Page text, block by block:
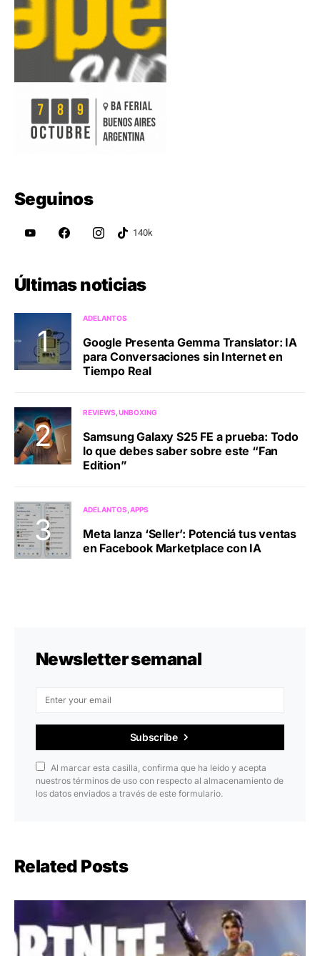
Seguinos
Últimas noticias
ADELANTOS
Google Presenta Gemma Translator: IA
para Conversaciones sin Internet en
Tiempo Real
REVIEWS UNBOXING
Samsung Galaxy S25 FE a prueba: Todo
lo que debes saber sobre este “Fan
Edition”
ADELANTOS APPS
Meta lanza ‘Seller’: Potenciá tus ventas
en Facebook Marketplace con IA
Newsletter semanal
Subscribe
Al marcar esta casilla, confirma que ha leído y acepta
nuestros términos de uso con respecto al almacenamiento de
los datos enviados a través de este formulario.
Related Posts